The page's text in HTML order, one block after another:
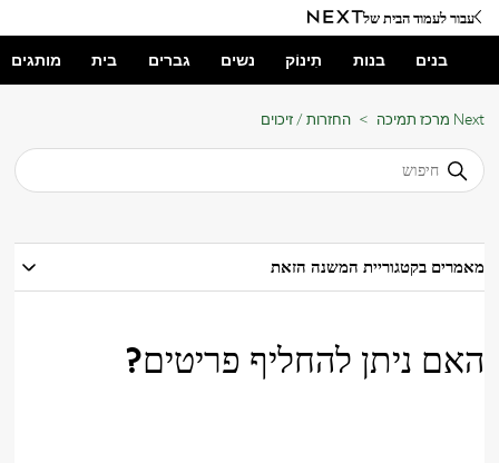
עבור לעמוד הבית של
בנים בנות תִינוֹק נשים גברים בית מותגים
Next מרכז תמיכה החזרות / זיכוים
מאמרים בקטגוריית המשנה הזאת
האם ניתן להחליף פריטים?